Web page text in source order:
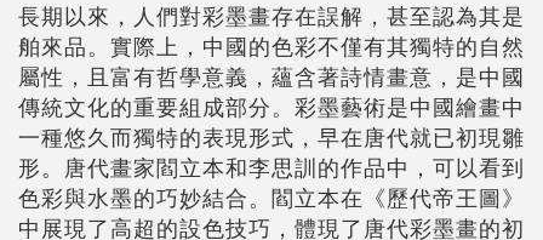
長期以來，人們對彩墨畫存在誤解，甚至認為其是
舶來品。實際上，中國的色彩不僅有其獨特的自然
屬性，且富有哲學意義，蘊含著詩情畫意，是中國
傳統文化的重要組成部分。彩墨藝術是中國繪畫中
一種悠久而獨特的表現形式，早在唐代就已初現雛
形。唐代畫家閻立本和李思訓的作品中，可以看到
色彩與水墨的巧妙結合。閻立本在《歷代帝王圖》
中展現了高超的設色技巧，體現了唐代彩墨畫的初